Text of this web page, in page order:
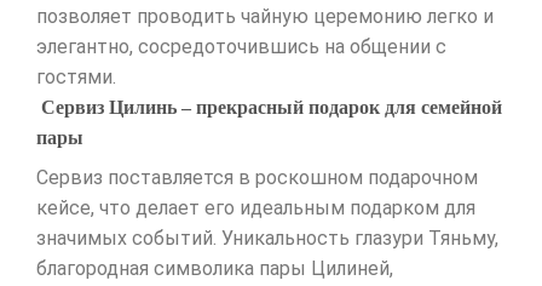
позволяет проводить чайную церемонию легко и
элегантно, сосредоточившись на общении с
гостями.
Сервиз Цилинь – прекрасный подарок для семейной
пары
Сервиз поставляется в роскошном подарочном
кейсе, что делает его идеальным подарком для
значимых событий. Уникальность глазури Тяньму,
благородная символика пары Цилиней,